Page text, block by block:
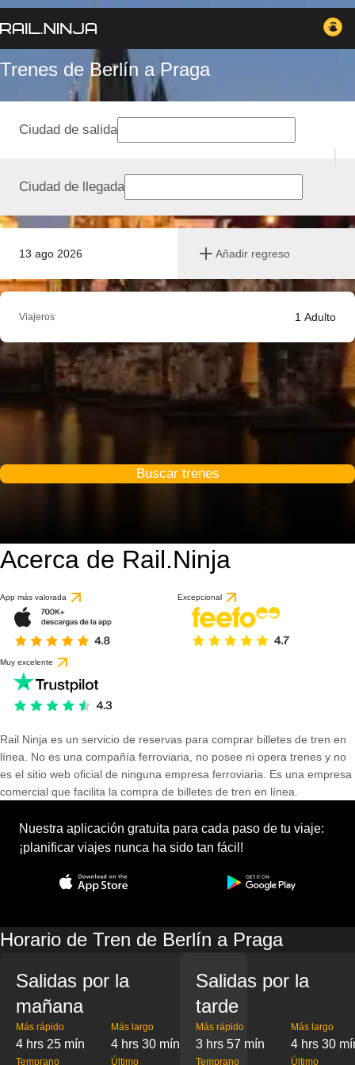
Trenes de Berlín a Praga
13 ago 2026 Añadir regreso
Ciudad de salida
Ciudad de llegada
Viajeros 1 Adulto
Buscar trenes
Acerca de Rail.Ninja
App más valorada Excepcional
Muy excelente
Rail Ninja es un servicio de reservas para comprar billetes de tren en
línea. No es una compañía ferroviaria, no posee ni opera trenes y no
es el sitio web oficial de ninguna empresa ferroviaria. Es una empresa
comercial que facilita la compra de billetes de tren en línea.
Nuestra aplicación gratuita para cada paso de tu viaje:
¡planificar viajes nunca ha sido tan fácil!
Horario de Tren de Berlín a Praga
Salidas por la
mañana
Más rápido
4 hrs 25 mín
Más largo
4 hrs 30 mín
Temprano Último
Salidas por la
tarde
Más rápido
3 hrs 57 mín
Más largo
4 hrs 30
Temprano Último
basado en 63